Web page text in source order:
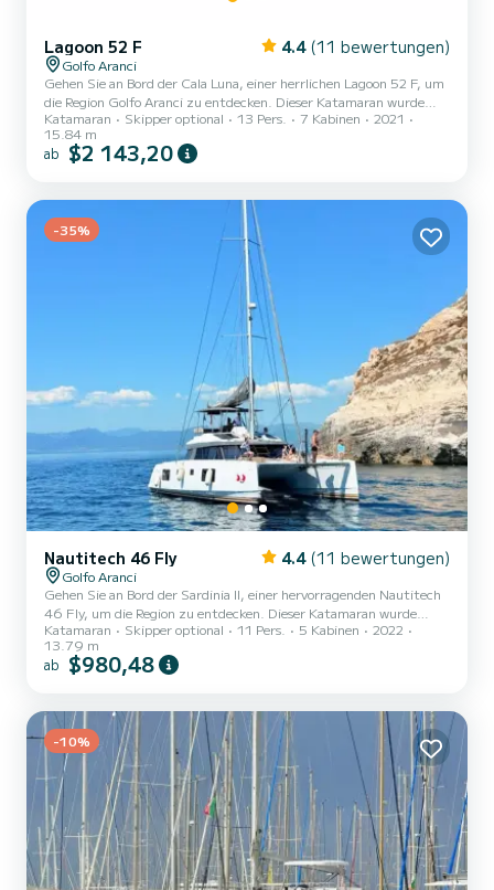
Lagoon 52 F 4.4 (11 bewertungen)
Golfo Aranci
Gehen Sie an Bord der Cala Luna, einer herrlichen Lagoon 52 F, um
die Region Golfo Aranci zu entdecken. Dieser Katamaran wurde
2021 gebaut, um Komfort und Leistung zu gewährleisten. Das
Boot verfügt über 7 komfortable Kabinen und eine Bootskapazität
von 13 Personen. Mit einer Gesamtlänge von 16 Metern wird es Ihr
Katamaran Skipper optional 13 Pers. 7 Kabinen
2021
15.84 m
ab $2 143,20
-35%
Nautitech 46 Fly 4.4 (11 bewertungen)
Golfo Aranci
Gehen Sie an Bord der Sardinia II, einer hervorragenden Nautitech
46 Fly, um die Region zu entdecken. Dieser Katamaran wurde
2022 gebaut, um Komfort und Leistung zu gewährleisten. Das
Boot verfügt über 5 komfortable Kabinen und eine Bootskapazität
von 11 Personen. Mit einer Gesamtlänge von 14 Metern wird es Ihr
Badezimmern mit Dusche ausgestattet. Dieses Boot ist...
Katamaran Skipper optional 11 Pers. 5 Kabinen
2022
13.79 m
ab $980,48
-10%